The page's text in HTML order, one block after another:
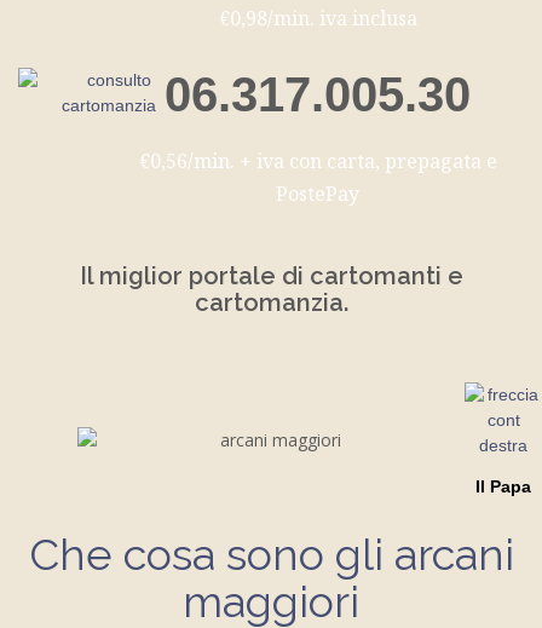
€0,98/min. iva inclusa
06.317.005.30
€0,56/min. + iva con carta, prepagata e
PostePay
Il miglior portale di cartomanti e
cartomanzia.
Il Papa
Che cosa sono gli arcani
maggiori